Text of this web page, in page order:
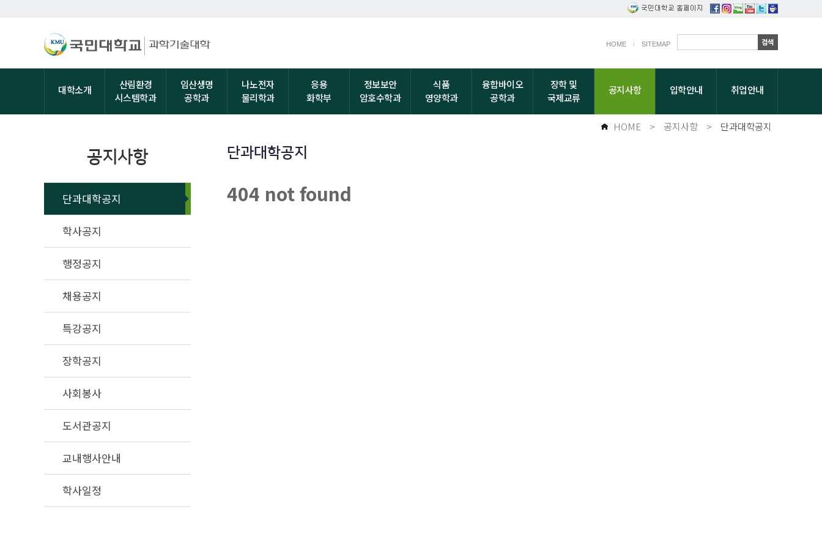
HOME SITEMAP
대학소개
산림환경
시스템학과
임산생명
공학과
나노전자
물리학과
응용
화학부
정보보안
암호수학과
식품
영양학과
융합바이오
공학과
장학 및
국제교류
공지사항 입학안내 취업안내
HOME > 공지사항 > 단과대학공지
공지사항
단과대학공지
학사공지
행정공지
채용공지
특강공지
장학공지
사회봉사
도서관공지
교내행사안내
학사일정
단과대학공지
404 not found